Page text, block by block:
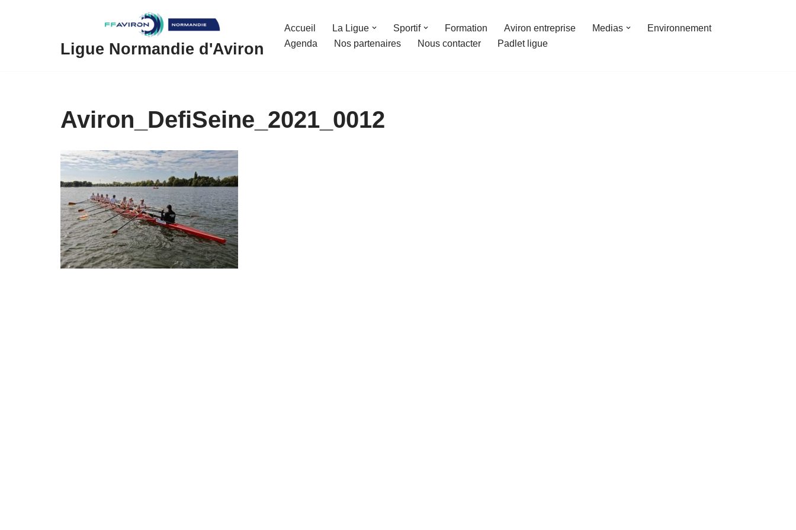
Ligue Normandie d'Aviron
Accueil La Ligue Sportif Formation Aviron entreprise Medias
Environnement
Agenda
Nos partenaires Nous contacter Padlet ligue
Aviron_DefiSeine_2021_0012